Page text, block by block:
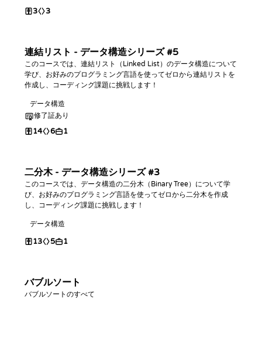
3 3
連結リスト - データ構造シリーズ #5
このコースでは、連結リスト（Linked List）のデータ構造について
学び、お好みのプログラミング言語を使ってゼロから連結リストを
作成し、コーディング課題に挑戦します！
データ構造
修了証あり
14 6 1
二分木 - データ構造シリーズ #3
このコースでは、データ構造の二分木（Binary Tree）について学
び、お好みのプログラミング言語を使ってゼロから二分木を作成
し、コーディング課題に挑戦します！
データ構造
13 5 1
バブルソート
バブルソートのすべて